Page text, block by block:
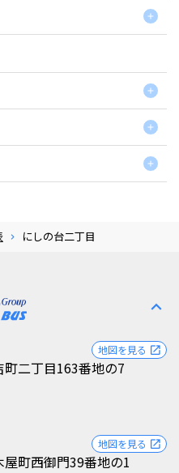
にしの台二丁目
expand_less
二丁目163番地の7
地図を見る open_in_new
町西御門39番地の1
地図を見る open_in_new